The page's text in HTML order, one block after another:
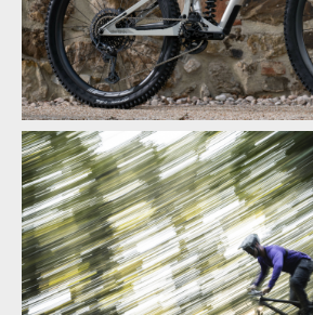
Karbonové verze jsou označeny písmenem
Karbonové verze jsou označeny písmenem
Hliníkové verze jsou označeny písmenem S
Hliníkové verze jsou označeny písmenem S
Hliníkové verze jsou označeny písmenem S